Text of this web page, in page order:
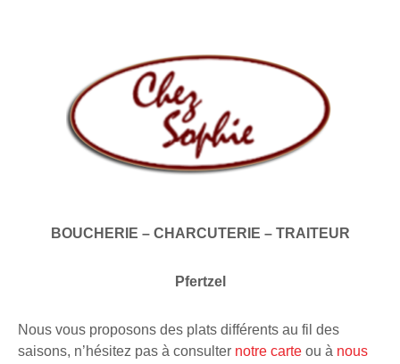
BOUCHERIE – CHARCUTERIE – TRAITEUR
Pfertzel
Nous vous proposons des plats différents au fil des
saisons, n’hésitez pas à consulter notre carte ou à nous